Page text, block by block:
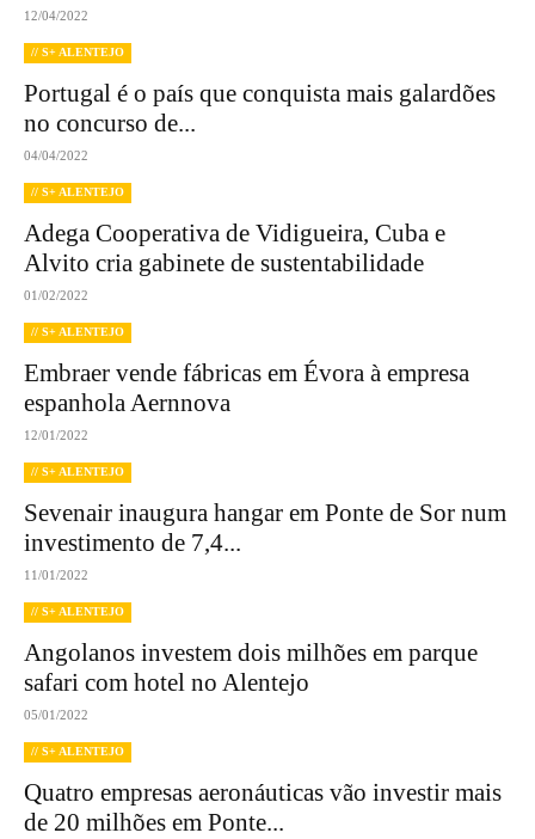
12/04/2022
// S+ ALENTEJO
Portugal é o país que conquista mais galardões
no concurso de...
04/04/2022
// S+ ALENTEJO
Adega Cooperativa de Vidigueira, Cuba e
Alvito cria gabinete de sustentabilidade
01/02/2022
// S+ ALENTEJO
Embraer vende fábricas em Évora à empresa
espanhola Aernnova
12/01/2022
// S+ ALENTEJO
Sevenair inaugura hangar em Ponte de Sor num
investimento de 7,4...
11/01/2022
// S+ ALENTEJO
Angolanos investem dois milhões em parque
safari com hotel no Alentejo
05/01/2022
// S+ ALENTEJO
Quatro empresas aeronáuticas vão investir mais
de 20 milhões em Ponte...